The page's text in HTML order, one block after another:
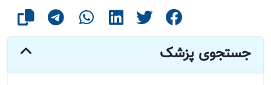
جستجوی پزشک